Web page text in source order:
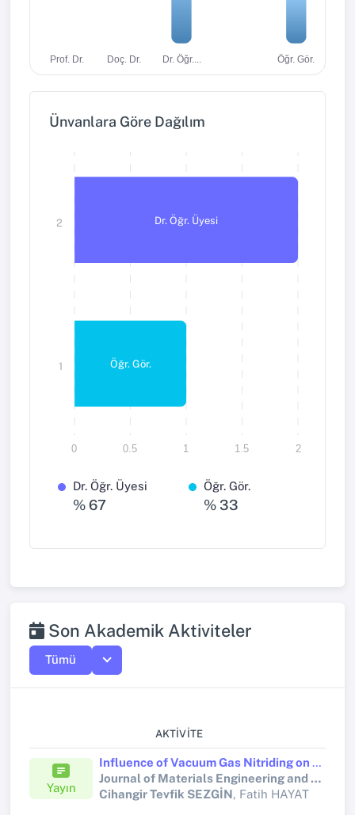
Prof. Dr. Doç. Dr. Dr. Öğr.... Öğr. Gör.
Ünvanlara Göre Dağılım
Dr. Öğr. Üyesi
Öğr. Gör.
2
1
2
1.5
1
0.5
0
Dr. Öğr. Üyesi
% 67
Öğr. Gör.
% 33
Son Akademik Aktiviteler
Tümü
AKTIVITE
Yayın
Influence of Vacuum Gas Nitriding on Wear and Corrosion Behavior of a High Manganese Steel
Journal of Materials Engineering and Performance
Cihangir Tevfik SEZGİN, Fatih HAYAT